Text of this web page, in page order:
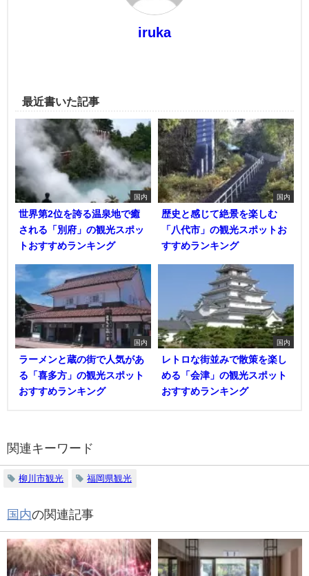
iruka
最近書いた記事
国内
世界第2位を誇る温泉地で癒
される「別府」の観光スポッ
トおすすめランキング
国内
歴史と感じて絶景を楽しむ
「八代市」の観光スポットお
すすめランキング
国内
ラーメンと蔵の街で人気があ
る「喜多方」の観光スポット
おすすめランキング
国内
レトロな街並みで散策を楽し
める「会津」の観光スポット
おすすめランキング
関連キーワード
柳川市観光 福岡県観光
国内の関連記事